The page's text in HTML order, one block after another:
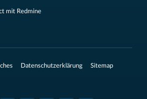
mit Redmine
Datenschutzerklärung
Sitemap